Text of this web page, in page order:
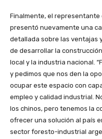
Finalmente, el
presentó nuevamente una
detallada sobre las ventajas
de desarrollar la
local y la industria nacional.
y pedimos que nos den la
ocupar este espacio con
empleo y calidad industrial.
los chinos, pero tenemos la
ofrecer una solución al país
sector foresto-industrial